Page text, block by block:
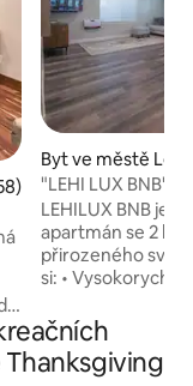
hodnocení 4,98 z 5,
u
Byt ve městě Lehi
"LEHI LUX BNB"
apartment
LEHILUX BNB je
apartmán se 2
přirozeného světla v
si: •
lepší než balená
kuchyně,
Soukromý vchod